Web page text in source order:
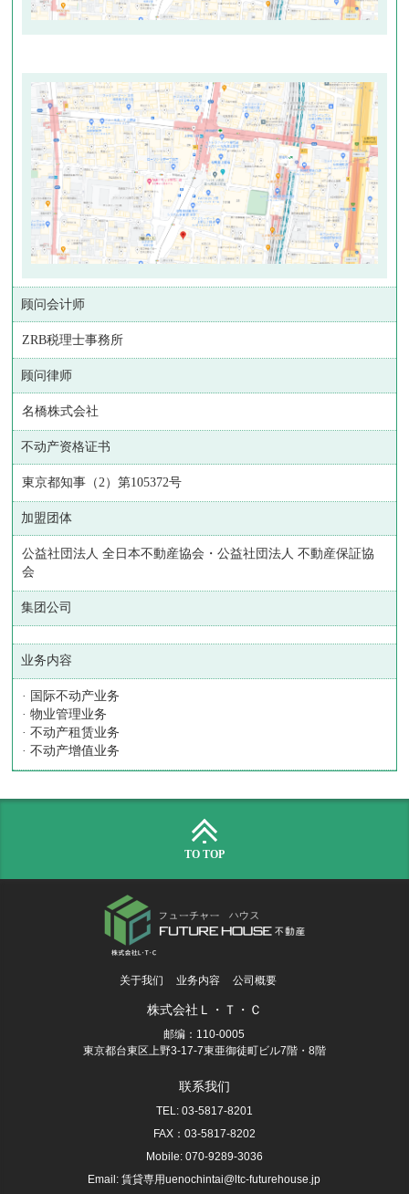
顾问会计师
ZRB税理士事務所
顾问律师
名橋株式会社
不动产资格证书
東京都知事（2）第105372号
加盟团体
公益社団法人 全日本不動産協会・公益社団法人 不動産保証協
会
集团公司
业务内容
· 国际不动产业务
· 物业管理业务
· 不动产租赁业务
· 不动产增值业务
TO TOP
关于我们 业务内容 公司概要
株式会社Ｌ・Ｔ・Ｃ
邮编：110-0005
東京都台東区上野3-17-7東亜御徒町ビル7階・8階
联系我们
TEL: 03-5817-8201
FAX：03-5817-8202
Mobile: 070-9289-3036
Email: 賃貸専用uenochintai@ltc-futurehouse.jp